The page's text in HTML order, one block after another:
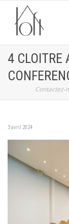
4 CLOITRE
Contactez-
3 avril 2024